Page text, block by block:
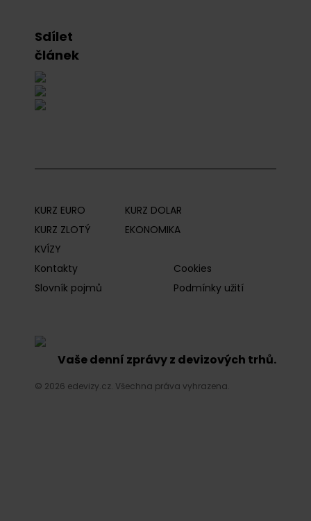
Sdílet
článek
KURZ EURO
KURZ DOLAR
KURZ ZLOTÝ
EKONOMIKA
KVÍZY
Kontakty
Cookies
Slovník pojmů
Podmínky užití
Vaše denní zprávy z devizových trhů.
© 2026 edevizy.cz. Všechna práva vyhrazena.